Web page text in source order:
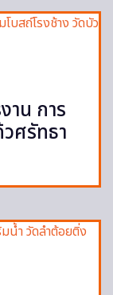
าน การ
ศรัทธา